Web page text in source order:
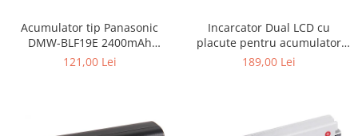
Acumulator tip Panasonic
DMW-BLF19E 2400mAh
Patona Protect
121,00 Lei
Incarcator Dual LCD cu
placute pentru acumulator
Sony NP-F970 Patona
189,00 Lei